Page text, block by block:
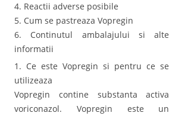
4. Reactii adverse posibile
5. Cum se pastreaza Vopregin
6. Continutul ambalajului si alte
informatii
1. Ce este Vopregin si pentru ce se
utilizeaza
Vopregin contine substanta activa
voriconazol. Vopregin este un